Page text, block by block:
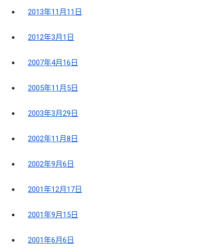
2013年11月11日
2012年3月1日
2007年4月16日
2005年11月5日
2003年3月29日
2002年11月8日
2002年9月6日
2001年12月17日
2001年9月15日
2001年6月6日